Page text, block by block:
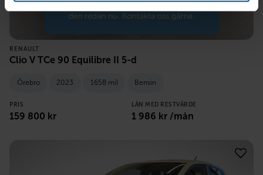
RENAULT
Clio V TCe 90 Equilibre II 5-d
Örebro 2023 1658 mil Bensin
PRIS
159 800 kr
LÅN MED RESTVÄRDE
1 986 kr /mån